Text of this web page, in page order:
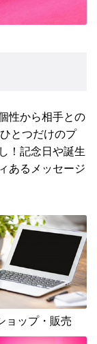
性から相手との
とつだけのプ
！記念日や誕生
あるメッセージ
ョップ・販売